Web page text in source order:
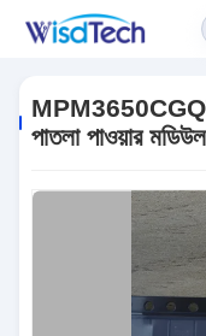
পাতলা পাওয়ার মডিউল
পাতলা পাওয়ার মডিউল